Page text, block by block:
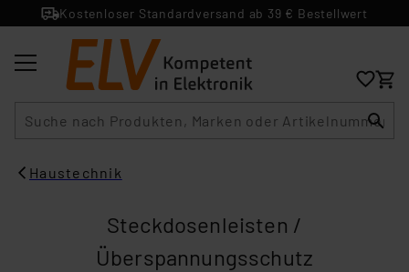
Kostenloser Standardversand ab 39 € Bestellwert
Haustechnik
Steckdosenleisten /
Überspannungsschutz